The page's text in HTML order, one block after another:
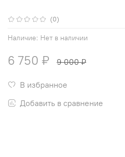
(0)
Наличие: Нет в наличии
6 750 ₽ 9 000 ₽
В избранное
Добавить в сравнение